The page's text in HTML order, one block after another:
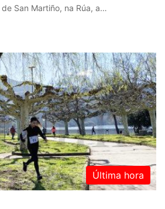
San Martiño, na Rúa, a…
Última hora